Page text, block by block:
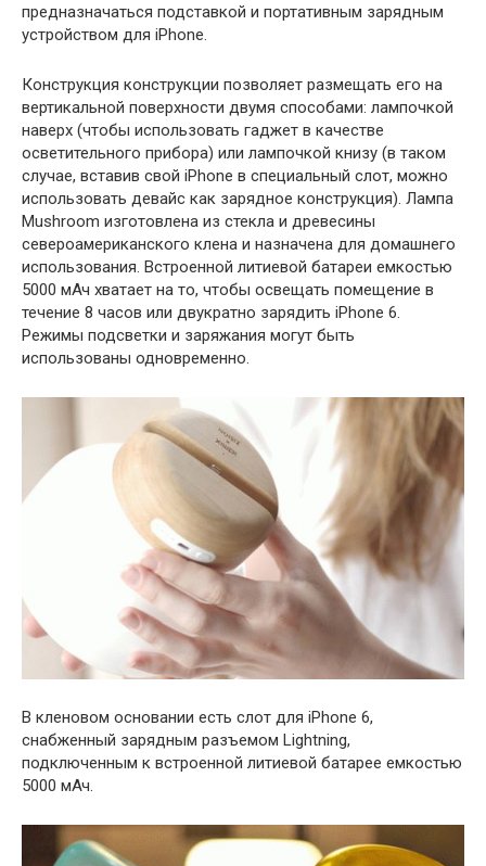
предназначаться подставкой и портативным зарядным
устройством для iPhone.
Конструкция конструкции позволяет размещать его на
вертикальной поверхности двумя способами: лампочкой
наверх (чтобы использовать гаджет в качестве
осветительного прибора) или лампочкой книзу (в таком
случае, вставив свой iPhone в специальный слот, можно
использовать девайс как зарядное конструкция). Лампа
Mushroom изготовлена из стекла и древесины
североамериканского клена и назначена для домашнего
использования. Встроенной литиевой батареи емкостью
5000 мАч хватает на то, чтобы освещать помещение в
течение 8 часов или двукратно зарядить iPhone 6.
Режимы подсветки и заряжания могут быть
использованы одновременно.
В кленовом основании есть слот для iPhone 6,
снабженный зарядным разъемом Lightning,
подключенным к встроенной литиевой батарее емкостью
5000 мАч.